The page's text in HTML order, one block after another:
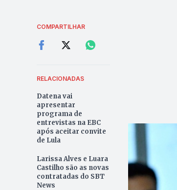
COMPARTILHAR
RELACIONADAS
Datena vai
apresentar
programa de
entrevistas na EBC
após aceitar convite
de Lula
Larissa Alves e Luara
Castilho são as novas
contratadas do SBT
News